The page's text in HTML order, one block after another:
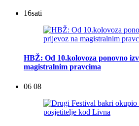
16sati
HBŽ: Od 10.kolovoza ponovno
magistralnim pravcima
06 08